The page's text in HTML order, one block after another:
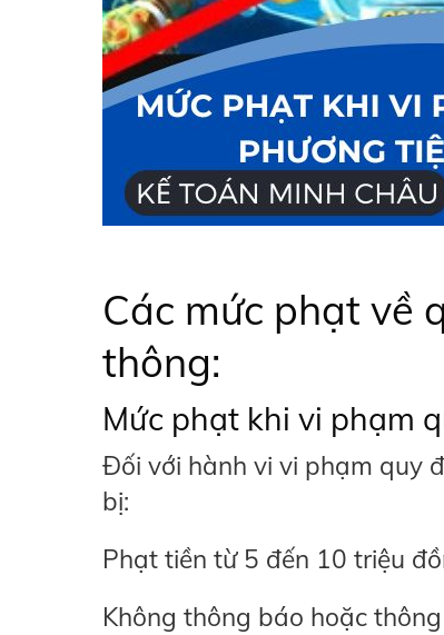
Các mức phạt về
thông:
Mức phạt khi vi phạm
Đối với hành vi vi phạm quy
bị:
Phạt tiền từ 5 đến 10 triệu
Không thông báo hoặc